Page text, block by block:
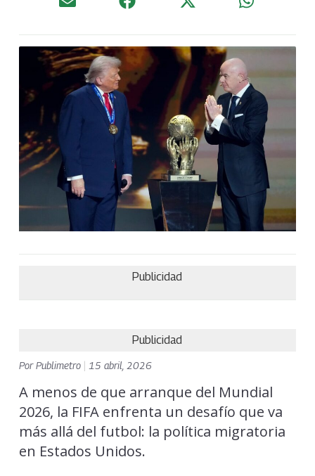
Publicidad
Publicidad
PorPublimetro 15 abril, 2026
A menos de que arranque del Mundial
2026, la FIFA enfrenta un desafío que va
más allá del futbol: la política migratoria
en Estados Unidos.